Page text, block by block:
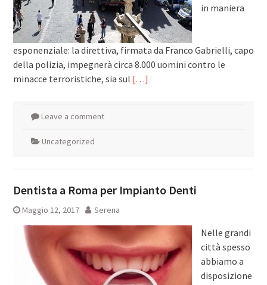
in maniera
esponenziale: la direttiva, firmata da Franco Gabrielli, capo
della polizia, impegnerà circa 8.000 uomini contro le
minacce terroristiche, sia sul […]
Leave a comment
Uncategorized
Dentista a Roma per Impianto Denti
Maggio 12, 2017 Serena
Nelle grandi
città spesso
abbiamo a
disposizione